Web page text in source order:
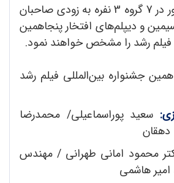
بر این اساس 21 داور در 7 گروه 3 نفره به زودی صاحبان
و دیپلم‌های افتخار پنجاهمین
فیلم رشد را مشخص خواهند نمود.
جشنواره بین‌المللی فیلم رشد
سعید پوراسماعیلی/ محمدرضا
دهقان
محمود امانی طهرانی / مهندس
هاشمی